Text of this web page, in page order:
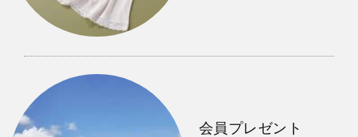
会員プレゼント